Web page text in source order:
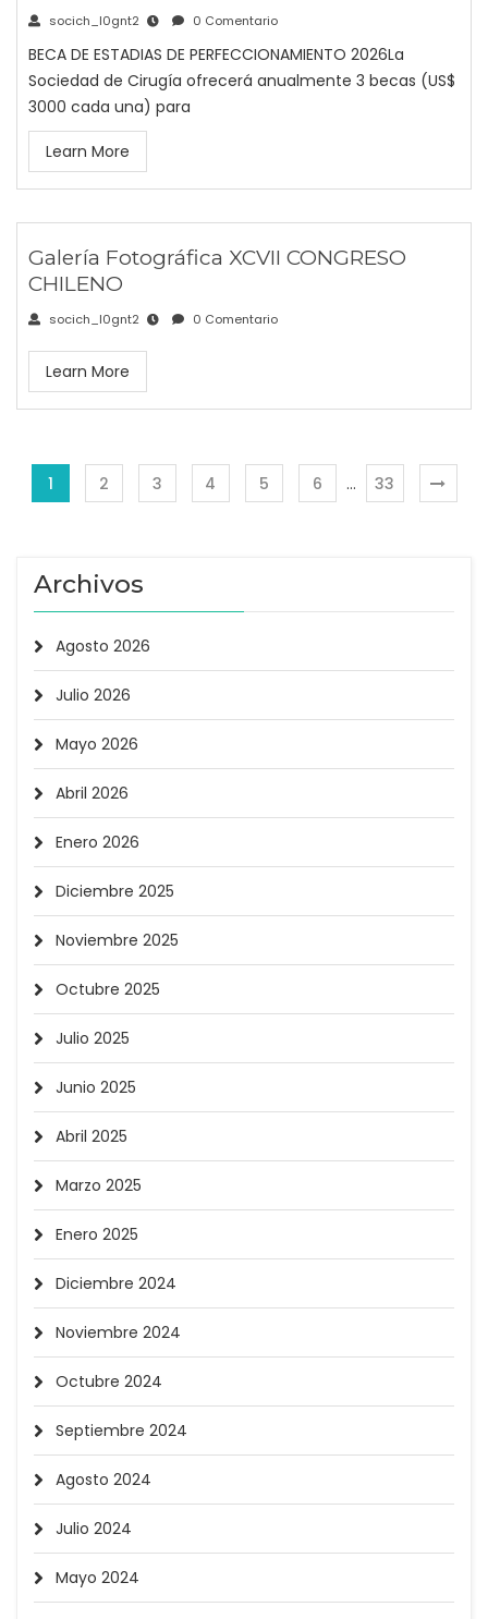
socich_l0gnt2 0 Comentario
BECA DE ESTADIAS DE PERFECCIONAMIENTO 2026La
Sociedad de Cirugía ofrecerá anualmente 3 becas (US$
3000 cada una) para
Learn More
Galería Fotográfica XCVII CONGRESO
CHILENO
socich_l0gnt2 0 Comentario
Learn More
1 2 3 4 5 6 … 33
Archivos
Agosto 2026
Julio 2026
Mayo 2026
Abril 2026
Enero 2026
Diciembre 2025
Noviembre 2025
Octubre 2025
Julio 2025
Junio 2025
Abril 2025
Marzo 2025
Enero 2025
Diciembre 2024
Noviembre 2024
Octubre 2024
Septiembre 2024
Agosto 2024
Julio 2024
Mayo 2024